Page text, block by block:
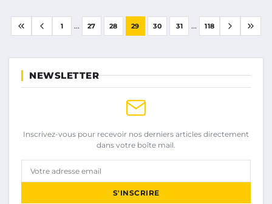
1 ... 27 28 29 30 31 ... 118
NEWSLETTER
Inscrivez-vous pour recevoir nos derniers articles directement
dans votre boîte mail.
Votre adresse email
S'INSCRIRE